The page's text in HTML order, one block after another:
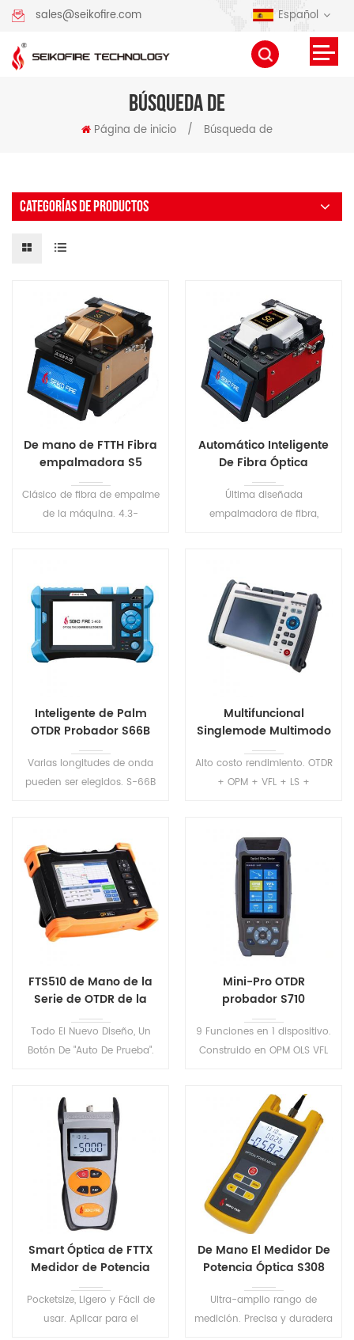
sales@seikofire.com Español
BÚSQUEDA DE
Página de inicio / Búsqueda de
CATEGORÍAS DE PRODUCTOS
De mano de FTTH Fibra
empalmadora S5
Clásico de fibra de empalme
de la máquina. 4.3-
resistente al agua, resistente
a los golpes, mayor
adaptabilidad medio
ambiente .
Automático Inteligente
De Fibra Óptica
Empalmadora S6
Última diseñada
empalmadora de fibra,
en-uno de la fibra de la
luminaria, adecuado para
todos los tipos de fibras
ópticas.
Inteligente de Palm
OTDR Probador S66B
Varias longitudes de onda
pueden ser elegidos. S-66B
Precisión de la medición de
la prueba de la distancia y la
pérdida de fibra.
Multifuncional
Singlemode Multimodo
OTDR S2100
Alto costo rendimiento. OTDR
+ OPM + VFL + LS +
opciones de longitudes de
onda y rangos dinámicos
mejor cumplen con el
requisito de los usuarios
FTS510 de Mano de la
Serie de OTDR de la
Prueba de Conjunto
Todo El Nuevo Diseño, Un
Botón De "Auto De Prueba".
FTS510 de Mano de la Serie
de OTDR de Prueba tiene 8
modelos para satisfacer las
diversas entorno de prueba.
Mini-Pro OTDR
probador S710
9 Funciones en 1 dispositivo.
Construido en OPM OLS VFL
Secuencia de Distancia
Tracker . Uno-haga clic en
prueba automática,
automática para guardar el
archivo, análisis automático
de los resultados de la
prueba .
Smart Óptica de FTTX
Medidor de Potencia
S305
Pocketsize, Ligero y Fácil de
usar. Aplicar para el
De Mano El Medidor De
Potencia Óptica S308
Ultra-amplio rango de
medición. Precisa y duradera